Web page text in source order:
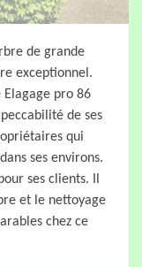
de grande
exceptionnel.
Elagage pro 86
de ses
qui
ses environs.
ses clients. Il
et le nettoyage
chez ce